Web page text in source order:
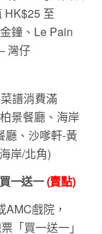
HK$25 至
鐘、Le Pain
灣仔
譜消費滿
景餐廳、海岸
廳、沙嗲軒-黃
岸/北角)
一送一(賣點)
戲院，
「買一送一」